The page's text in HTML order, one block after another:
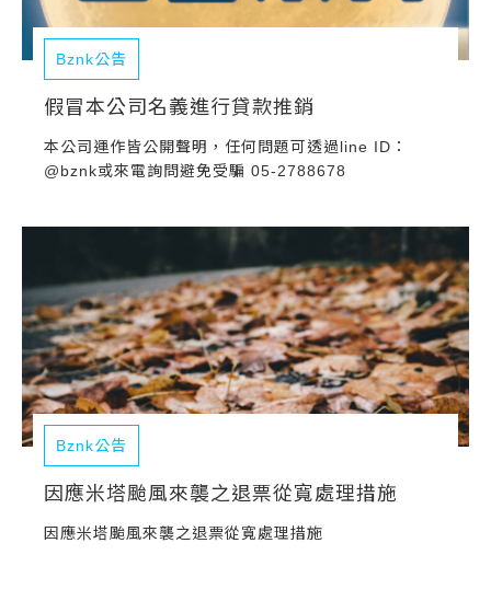
Bznk公告
假冒本公司名義進行貸款推銷
本公司運作皆公開聲明，任何問題可透過line ID：
@bznk或來電詢問避免受騙 05-2788678
Bznk公告
因應米塔颱風來襲之退票從寬處理措施
因應米塔颱風來襲之退票從寬處理措施